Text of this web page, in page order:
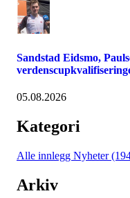
Sandstad Eidsmo,
05.08.2026
Kategori
Alle innlegg Nyheter
Arkiv